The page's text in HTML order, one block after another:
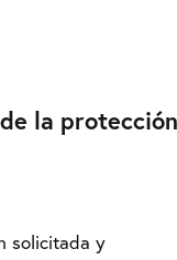
la protección
solicitada y